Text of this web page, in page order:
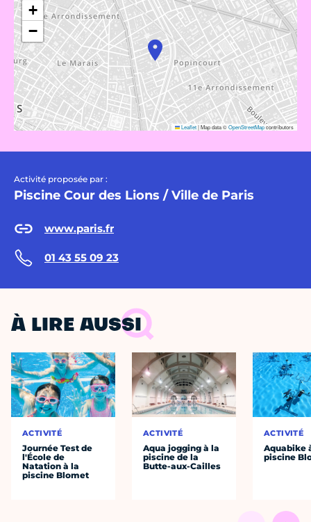
+
−
Leaflet|Map data ©OpenStreetMapcontributors
Activité proposée par :
Piscine Cour des Lions / Ville de Paris
www.paris.fr
01 43 55 09 23
À LIRE AUSSI
ACTIVITÉ
Journée Test de
l'École de
Natation à la
piscine Blomet
ACTIVITÉ
Aqua jogging à la
piscine de la
Butte-aux-Cailles
ACTIVITÉ
Aquabike
piscine